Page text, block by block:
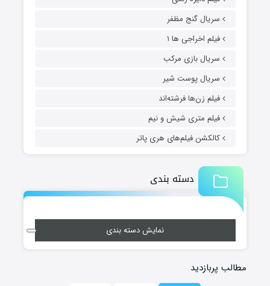
سریال گنج مظفر
فیلم اخراجی ها ۱
سریال بازی مرکب
سریال پوست شیر
فیلم زن‌ها فرشته‌اند
فیلم متری شیش و نیم
کالکشن فیلم‌های هری پاتر
دسته بندی
نمایش دسته بندی
مطالب پربازدید